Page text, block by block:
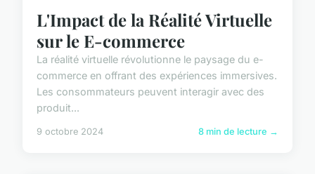
L'Impact de la Réalité Virtuelle
sur le E-commerce
La réalité virtuelle révolutionne le paysage du e-
commerce en offrant des expériences immersives.
Les consommateurs peuvent interagir avec des
produit...
9 octobre 2024 8 min de lecture →